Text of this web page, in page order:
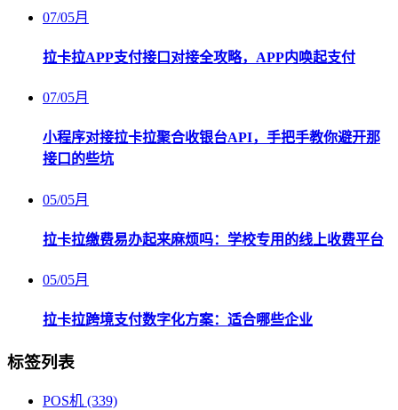
07/05月
拉卡拉APP支付接口对接全攻略，APP内唤起支付
07/05月
小程序对接拉卡拉聚合收银台API，手把手教你避开那
接口的些坑
05/05月
拉卡拉缴费易办起来麻烦吗：学校专用的线上收费平台
05/05月
拉卡拉跨境支付数字化方案：适合哪些企业
标签列表
POS机 (339)